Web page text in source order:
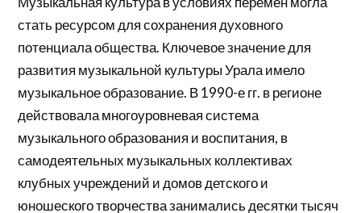
стать ресурсом для сохранения духовного
потенциала общества. Ключевое значение для
развития музыкальной культуры Урала имело
музыкальное образование. В 1990-е гг. в регионе
действовала многоуровневая система
музыкального образования и воспитания, в
самодеятельных музыкальных коллективах
клубных учреждений и домов детского и
юношеского творчества занимались десятки тысяч